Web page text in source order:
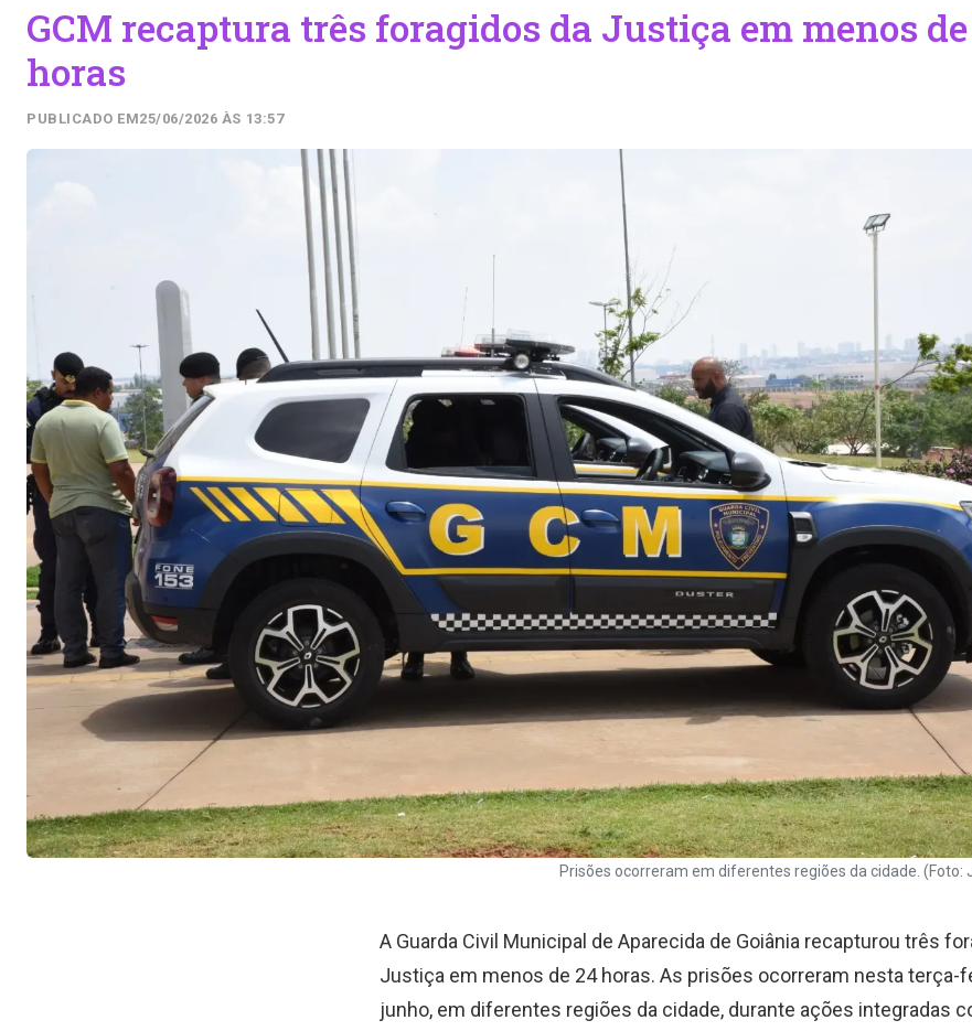
GCM recaptura três foragidos da Justiça em menos
horas
PUBLICADO EM25/06/2026 ÀS 13:57
Prisões ocorreram em diferentes regiões da cidade. (Foto:
A Guarda Civil Municipal de Aparecida de Goiânia recapturou três
Justiça em menos de 24 horas. As prisões ocorreram nesta terça-
junho, em diferentes regiões da cidade, durante ações integradas